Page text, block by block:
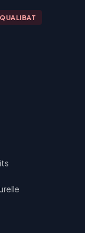
QUALIBAT